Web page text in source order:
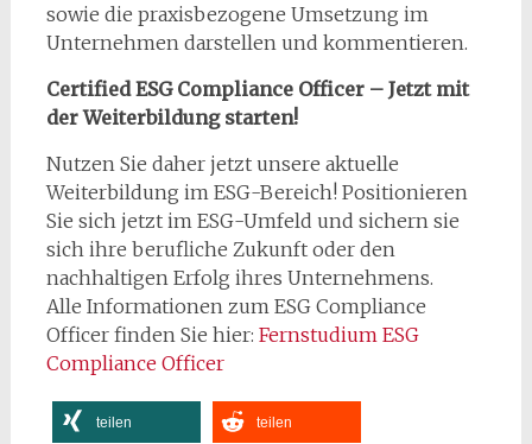
sowie die praxisbezogene Umsetzung im
Unternehmen darstellen und kommentieren.
Certified ESG Compliance Officer – Jetzt mit
der Weiterbildung starten!
Nutzen Sie daher jetzt unsere aktuelle
Weiterbildung im ESG-Bereich! Positionieren
Sie sich jetzt im ESG-Umfeld und sichern sie
sich ihre berufliche Zukunft oder den
nachhaltigen Erfolg ihres Unternehmens.
Alle Informationen zum ESG Compliance
Officer finden Sie hier: Fernstudium ESG
Compliance Officer
teilen teilen